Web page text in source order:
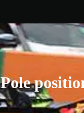
Pole